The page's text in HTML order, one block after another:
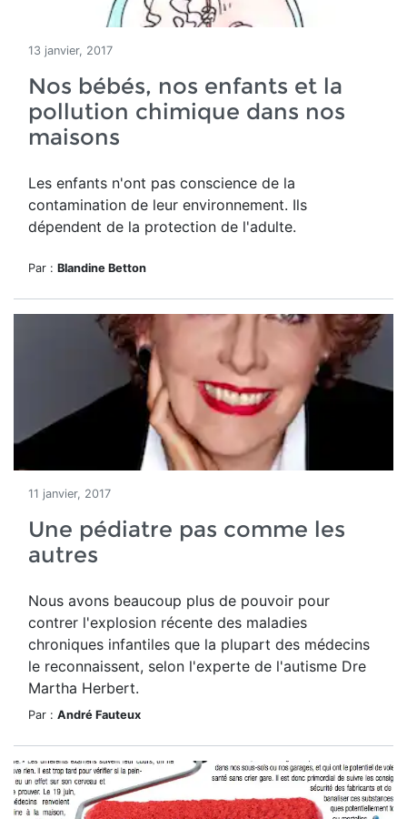
13 janvier, 2017
Nos bébés, nos enfants et la
pollution chimique dans nos
maisons
Les enfants n'ont pas conscience de la
contamination de leur environnement. Ils
dépendent de la protection de l'adulte.
Par : Blandine Betton
11 janvier, 2017
Une pédiatre pas comme les
autres
Nous avons beaucoup plus de pouvoir pour
contrer l'explosion récente des maladies
chroniques infantiles que la plupart des médecins
le reconnaissent, selon l'experte de l'autisme Dre
Martha Herbert.
Par : André Fauteux